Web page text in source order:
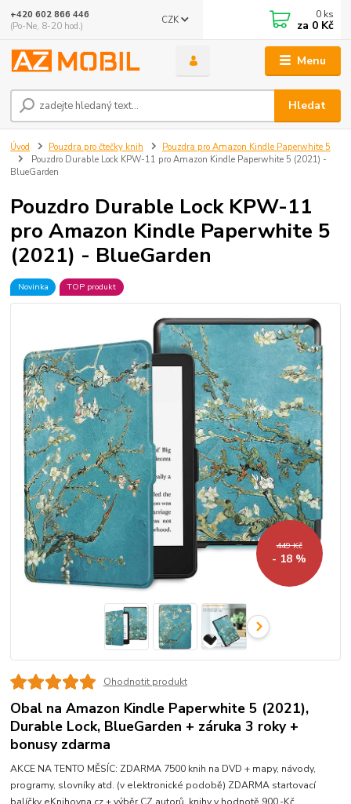
Menu
CZK
Hledat
+420 602 866 446
(Po-Ne, 8-20 hod.)
0 ks
za 0 Kč
Úvod Pouzdra pro čtečky knih
Pouzdra pro Amazon Kindle Paperwhite 5
Pouzdro Durable Lock KPW-11 pro Amazon Kindle Paperwhite 5 (2021) -
BlueGarden
Pouzdro Durable Lock KPW-11
pro Amazon Kindle Paperwhite 5
(2021) - BlueGarden
Novinka TOP produkt
449 Kč
- 18 %
Ohodnotit produkt
Obal na Amazon Kindle Paperwhite 5 (2021),
Durable Lock, BlueGarden + záruka 3 roky +
bonusy zdarma
AKCE NA TENTO MĚSÍC: ZDARMA 7500 knih na DVD + mapy, návody,
programy, slovníky atd. (v elektronické podobě) ZDARMA startovací